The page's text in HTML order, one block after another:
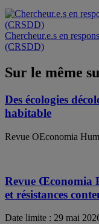
Chercheur.e.s en
(CRSDD)
Sur le même
Des écologies
habitable
Revue OEconomia
Revue Œconomia
et résistances
Date limite : 29 mai